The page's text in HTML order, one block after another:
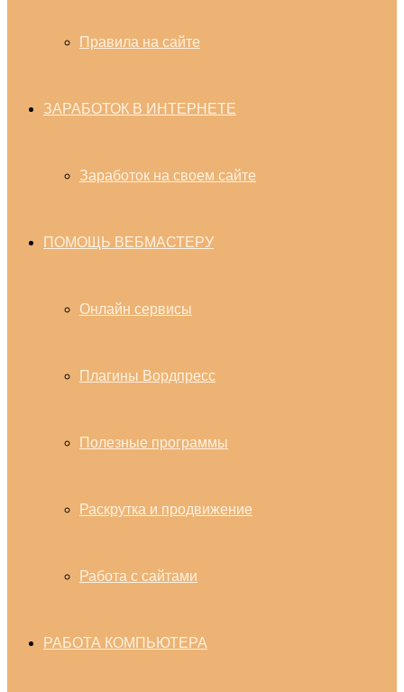
Правила на сайте
ЗАРАБОТОК В ИНТЕРНЕТЕ
Заработок на своем сайте
ПОМОЩЬ ВЕБМАСТЕРУ
Онлайн сервисы
Плагины Вордпресс
Полезные программы
Раскрутка и продвижение
Работа с сайтами
РАБОТА КОМПЬЮТЕРА